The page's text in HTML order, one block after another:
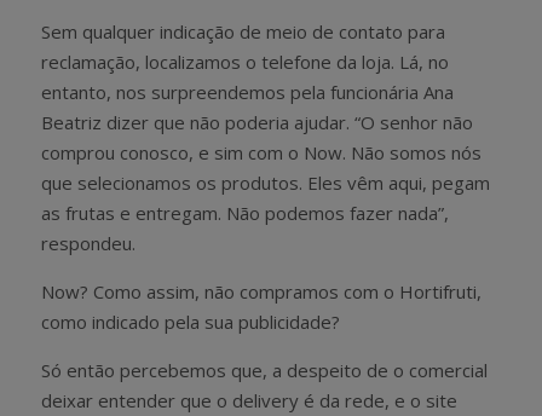
Sem qualquer indicação de meio de contato para
reclamação, localizamos o telefone da loja. Lá, no
entanto, nos surpreendemos pela funcionária Ana
Beatriz dizer que não poderia ajudar. “O senhor não
comprou conosco, e sim com o Now. Não somos nós
que selecionamos os produtos. Eles vêm aqui, pegam
as frutas e entregam. Não podemos fazer nada”,
respondeu.
Now? Como assim, não compramos com o Hortifruti,
como indicado pela sua publicidade?
Só então percebemos que, a despeito de o comercial
deixar entender que o delivery é da rede, e o site